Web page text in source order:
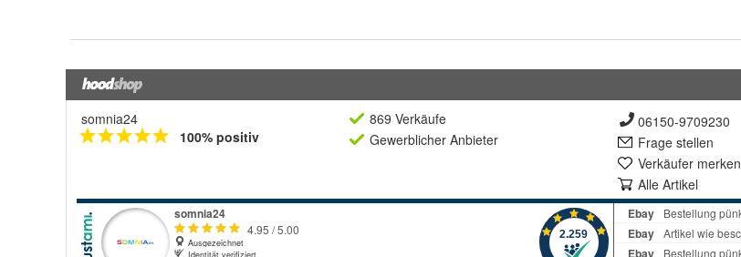
somnia24
100% positiv
869 Verkäufe
Gewerblicher Anbieter
06150-9709230
Frage stellen
Verkäufer merken
Alle Artikel